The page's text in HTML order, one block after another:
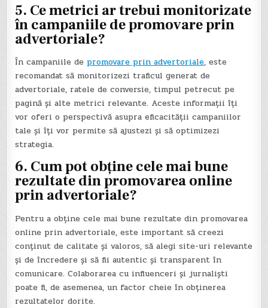
5. Ce metrici ar trebui monitorizate
în campaniile de promovare prin
advertoriale?
În campaniile de promovare prin advertoriale, este
recomandat să monitorizezi traficul generat de
advertoriale, ratele de conversie, timpul petrecut pe
pagină și alte metrici relevante. Aceste informații îți
vor oferi o perspectivă asupra eficacității campaniilor
tale și îți vor permite să ajustezi și să optimizezi
strategia.
6. Cum pot obține cele mai bune
rezultate din promovarea online
prin advertoriale?
Pentru a obține cele mai bune rezultate din promovarea
online prin advertoriale, este important să creezi
conținut de calitate și valoros, să alegi site-uri relevante
și de încredere și să fii autentic și transparent în
comunicare. Colaborarea cu influenceri și jurnaliști
poate fi, de asemenea, un factor cheie în obținerea
rezultatelor dorite.